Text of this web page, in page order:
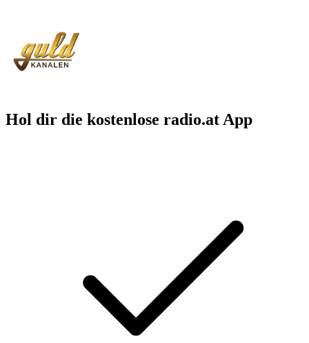
Hol dir die kostenlose radio.at App